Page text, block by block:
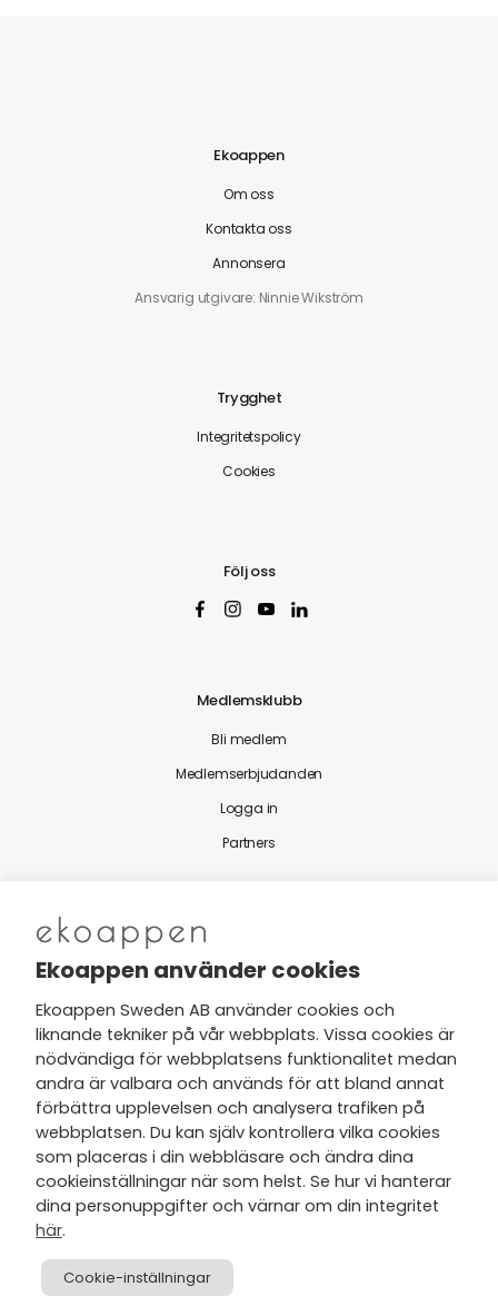
Ekoappen
Om oss
Kontakta oss
Annonsera
Ansvarig utgivare: Ninnie Wikström
Trygghet
Integritetspolicy
Cookies
Följ oss
Medlemsklubb
Bli medlem
Medlemserbjudanden
Logga in
Partners
Nytt från Ekoappen
Jag har tagit del av Ekoappens
personuppgifts- och
integritetspolicyoch tar gärna del
av nyheter, hälsotips och exklusiva
erbjudanden via min e-post.
Ekoappen använder cookies
Ekoappen Sweden AB använder cookies och
liknande tekniker på vår webbplats. Vissa cookies är
nödvändiga för webbplatsens funktionalitet medan
andra är valbara och används för att bland annat
förbättra upplevelsen och analysera trafiken på
webbplatsen. Du kan själv kontrollera vilka cookies
som placeras i din webbläsare och ändra dina
cookieinställningar när som helst. Se hur vi hanterar
dina personuppgifter och värnar om din integritet
här.
Cookie-inställningar